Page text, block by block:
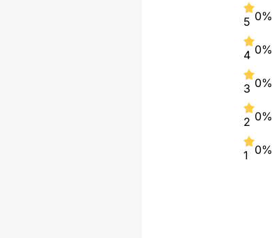
5 0%
4 0%
3 0%
2 0%
1 0%